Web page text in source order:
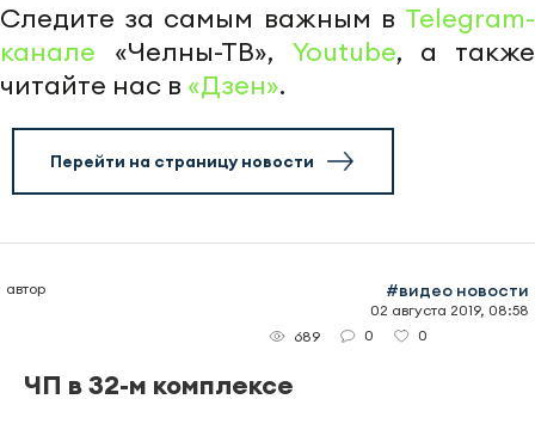
Следите за самым важным в Telegram-
канале «Челны-ТВ», Youtube, а также
читайте нас в «Дзен».
Перейти на страницу новости
автор #видео новости
02 августа 2019, 08:58
689
0 0
ЧП в 32-м комплексе